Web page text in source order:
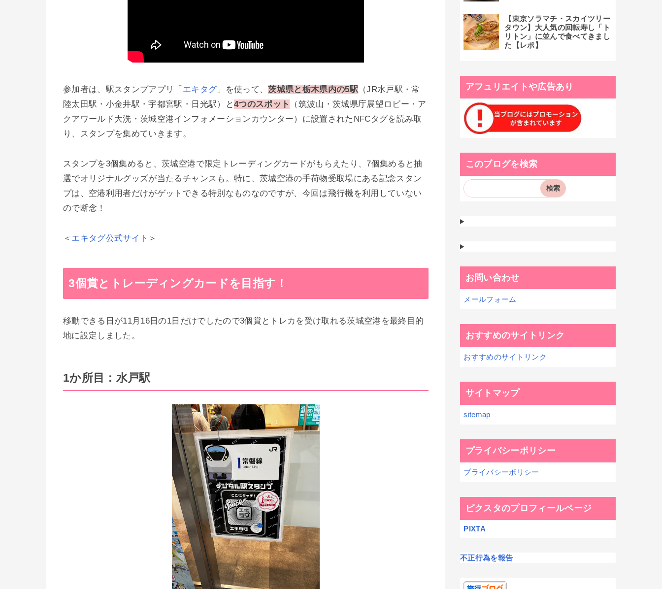
参加者は、駅スタンプアプリ「 エキタグ」を使って、茨城県と栃木県内の5駅 （JR水戸駅・常
陸太田駅・小金井駅・宇都宮駅・日光駅）と4つのスポット
（筑波山・茨城県庁展望ロビー・ア
クアワールド大洗・茨城空港インフォメーションカウンター）に設置されたNFCタグを読み取
り、スタンプを集めていきます。
スタンプを3個集めると、茨城空港で限定トレーディングカードがもらえたり、7個集めると抽
選でオリジナルグッズが当たるチャンスも。特に、茨城空港の手荷物受取場にある記念スタン
プは、空港利用者だけがゲットできる特別なものなのですが、今回は飛行機を利用していない
ので断念！
＜ エキタグ公式サイト ＞
3個賞とトレーディングカードを目指す！
移動できる日が11月16日の1日だけでしたので3個賞とトレカを受け取れる茨城空港を最終目的
地に設定しました。
1か所目：水戸駅
【東京ソラマチ・スカイツリー
タウン】大人気の回転寿し「ト
リトン」に並んで食べてきまし
た【レポ】
アフュリエイトや広告あり
このブログを検索
お問い合わせ
メールフォーム
おすすめのサイトリンク
おすすめのサイトリンク
サイトマップ
sitemap
プライバシーポリシー
プライバシーポリシー
ピクスタのプロフィールページ
PIXTA
不正行為を報告